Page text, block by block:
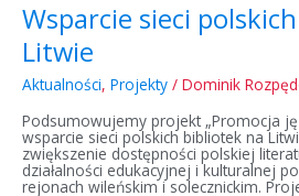
Wsparcie sieci
Litwie
Aktualności, Projekty / Dominik
Podsumowujemy projekt „Promocja
wsparcie sieci polskich bibliotek na
zwiększenie dostępności polskiej
działalności edukacyjnej i kulturalnej
rejonach wileńskim i solecznickim.